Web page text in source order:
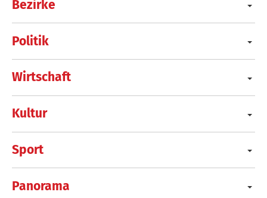
Bezirke
Politik
Wirtschaft
Kultur
Sport
Panorama